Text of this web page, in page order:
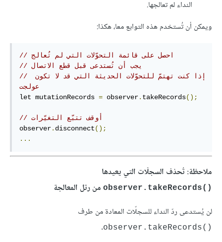
النداء لم تعالجها.
ويمكن أن تُستخدم هذه التوابع معا، هكذا:
// احصل على قائمة التحوّلات التي لم تُعالج
// يجب أن تُستدعى قبل قطع الاتصال
// إذا كنت تهتمّ للتحوّلات الحديثة التي قد لا تكون
عولجت
let mutationRecords = observer. takeRecords();
// أوقف تتبّع التغيّرات
observer. disconnect();
...
ملاحظة: تُحذف السجلّات التي يعيدها
observer.takeRecords()‎ من رتل المعالجة
لن يُستدعى ردّ النداء للسجلّات المعادة من طرف
observer.takeRecords()‎
.